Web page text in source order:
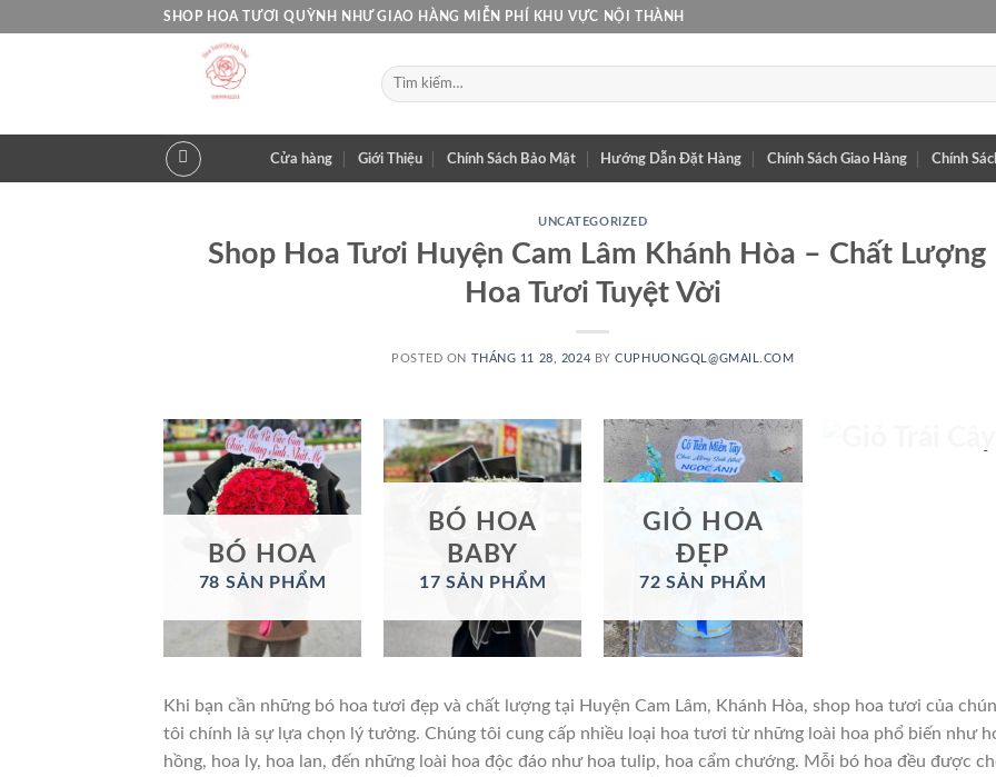
SHOP HOA TƯƠI QUỲNH NHƯ GIAO HÀNG MIỄN PHÍ KHU VỰC NỘI THÀNH
Tìm
kiếm:
Cửa hàng Giới Thiệu Chính Sách Bảo Mật Hướng Dẫn Đặt Hàng Chính Sách Giao Hàng Chính
UNCATEGORIZED
Shop Hoa Tươi Huyện Cam Lâm Khánh Hòa – Chất Lượng
Hoa Tươi Tuyệt Vời
POSTED ON THÁNG 11 28, 2024 BYCUPHUONGQL@GMAIL.COM
BÓ HOA
78 SẢN PHẨM
BÓ HOA
BABY
17 SẢN PHẨM
GIỎ HOA
ĐẸP
72 SẢN PHẨM
Khi bạn cần những bó hoa tươi đẹp và chất lượng tại Huyện Cam Lâm, Khánh Hòa, shop hoa tươi của
tôi chính là sự lựa chọn lý tưởng. Chúng tôi cung cấp nhiều loại hoa tươi từ những loài hoa phổ biến như
hồng, hoa ly, hoa lan, đến những loài hoa độc đáo như hoa tulip, hoa cẩm chướng. Mỗi bó hoa đều được